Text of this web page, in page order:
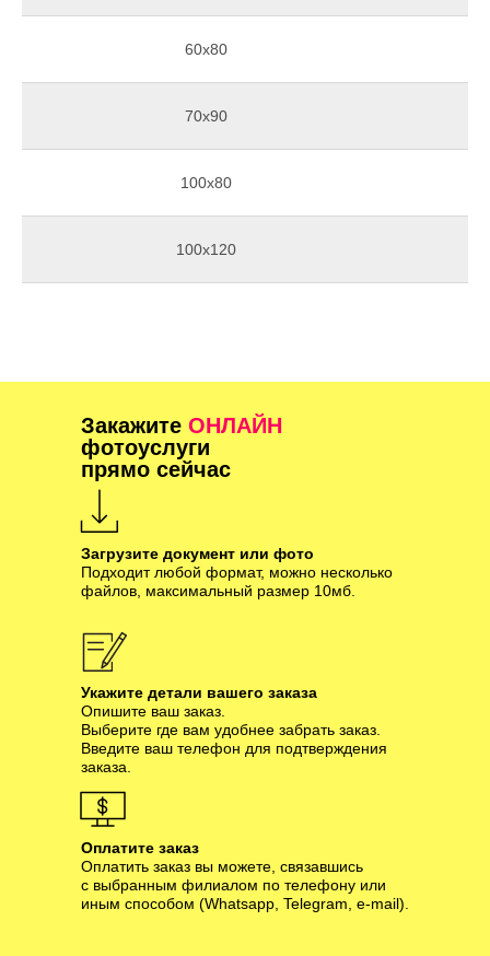
60х80
70х90
100х80
100х120
Закажите ОНЛАЙН
фотоуслуги
прямо сейчас
Загрузите документ или фото
Подходит любой формат, можно несколько
файлов, максимальный размер 10мб.
Укажите детали вашего заказа
Опишите ваш заказ.
Выберите где вам удобнее забрать заказ.
Введите ваш телефон для подтверждения
заказа.
Оплатите заказ
Оплатить заказ вы можете, связавшись
с выбранным филиалом по телефону или
иным способом (Whatsapp, Telegram, e-mail).